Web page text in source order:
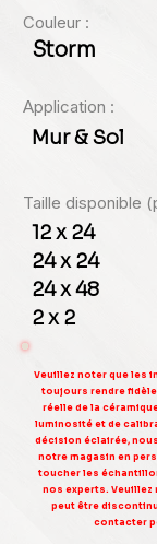
Couleur :
Storm
Application :
Mur & Sol
Taille disponible
12 x 24
24 x 24
24 x 48
2 x 2
Veuillez noter que les
toujours rendre
réelle de la
luminosité et de
décision éclairée,
notre magasin en
toucher les
nos experts. Veuillez
peut être
contacter